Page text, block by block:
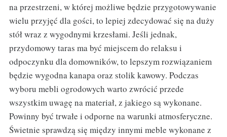
na przestrzeni, w której możliwe będzie przygotowywanie
wielu przyjęć dla gości, to lepiej zdecydować się na duży
stół wraz z wygodnymi krzesłami. Jeśli jednak,
przydomowy taras ma być miejscem do relaksu i
odpoczynku dla domowników, to lepszym rozwiązaniem
będzie wygodna kanapa oraz stolik kawowy. Podczas
wyboru mebli ogrodowych warto zwrócić przede
wszystkim uwagę na materiał, z jakiego są wykonane.
Powinny być trwałe i odporne na warunki atmosferyczne.
Świetnie sprawdzą się między innymi meble wykonane z